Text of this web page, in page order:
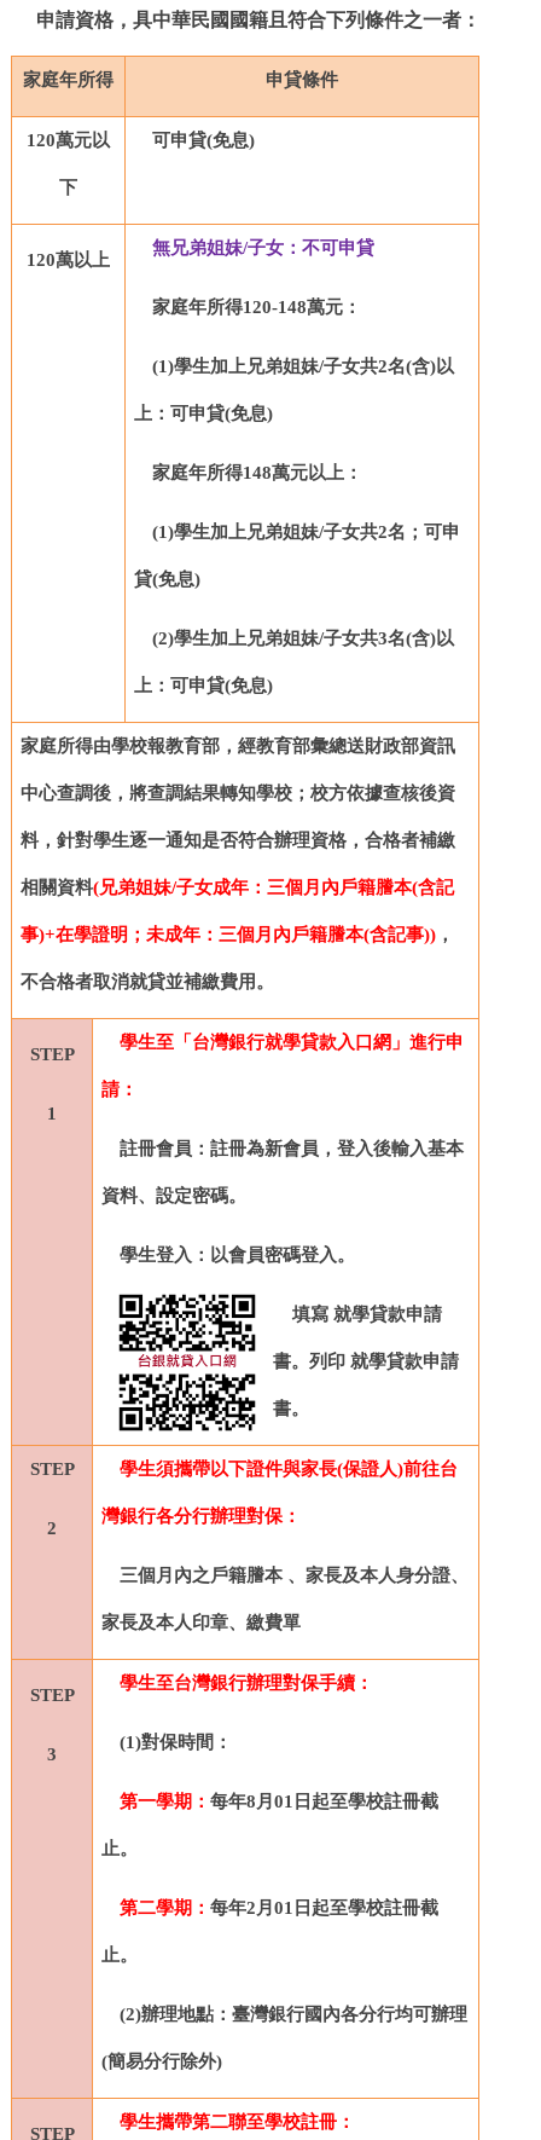
申請資格，具中華民國國籍且符合下列條件之一者：
家庭年所得 申貸條件
120萬元以
下
可申貸(免息)
120萬以上
無兄弟姐妹/子女：不可申貸
家庭年所得120-148萬元：
(1)學生加上兄弟姐妹/子女共2名(含)以
上：可申貸(免息)
家庭年所得148萬元以上：
(1)學生加上兄弟姐妹/子女共2名；可申
貸(免息)
(2)學生加上兄弟姐妹/子女共3名(含)以
上：可申貸(免息)
家庭所得由學校報教育部，經教育部彙總送財政部資訊
中心查調後，將查調結果轉知學校；校方依據查核後資
料，針對學生逐一通知是否符合辦理資格，合格者補繳
相關資料(兄弟姐妹/子女成年：三個月內戶籍謄本(含記
事)+在學證明；未成年：三個月內戶籍謄本(含記事)) ，
不合格者取消就貸並補繳費用。
STEP
1
學生至「台灣銀行就學貸款入口網」進行申
請：
註冊會員：註冊為新會員，登入後輸入基本
資料、設定密碼。
學生登入：以會員密碼登入。
填寫 就學貸款申請
書。列印 就學貸款申請
書。
STEP
2
學生須攜帶以下證件與家長(保證人)前往台
灣銀行各分行辦理對保：
三個月內之戶籍謄本 、家長及本人身分證、
家長及本人印章、繳費單
STEP
3
學生至台灣銀行辦理對保手續：
(1)對保時間：
第一學期： 每年8月01 日起至學校註冊截
止。
第二學期： 每年2月01 日起至學校註冊截
止。
(2)辦理地點：臺灣銀行國內各分行均可辦理
(簡易分行除外)
STEP
學生攜帶第二聯至學校註冊：